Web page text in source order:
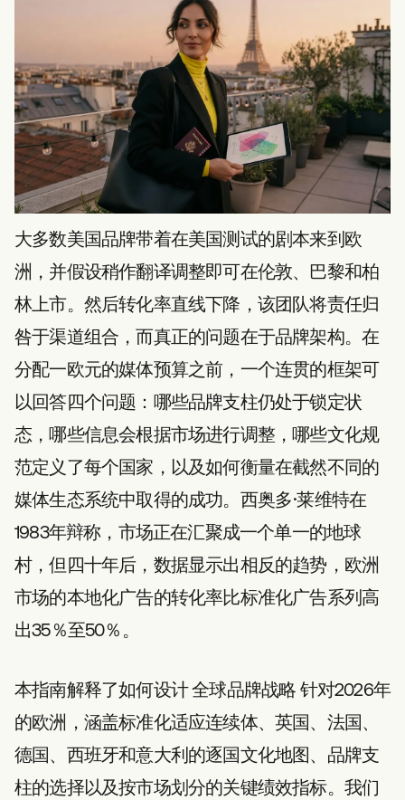
大多数美国品牌带着在美国测试的剧本来到欧
洲，并假设稍作翻译调整即可在伦敦、巴黎和柏
林上市。然后转化率直线下降，该团队将责任归
咎于渠道组合，而真正的问题在于品牌架构。在
分配一欧元的媒体预算之前，一个连贯的框架可
以回答四个问题：哪些品牌支柱仍处于锁定状
态，哪些信息会根据市场进行调整，哪些文化规
范定义了每个国家，以及如何衡量在截然不同的
媒体生态系统中取得的成功。西奥多·莱维特在
1983年辩称，市场正在汇聚成一个单一的地球
村，但四十年后，数据显示出相反的趋势，欧洲
市场的本地化广告的转化率比标准化广告系列高
出35％至50％。
本指南解释了如何设计全球品牌战略 针对2026年
的欧洲，涵盖标准化适应连续体、英国、法国、
德国、西班牙和意大利的逐国文化地图、品牌支
柱的选择以及按市场划分的关键绩效指标。我们